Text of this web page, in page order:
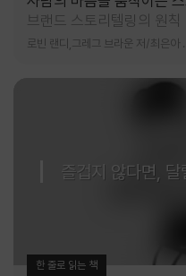
브랜드 스토리텔링의 원칙
즐겁지 않다면,
한 줄로 읽는 책